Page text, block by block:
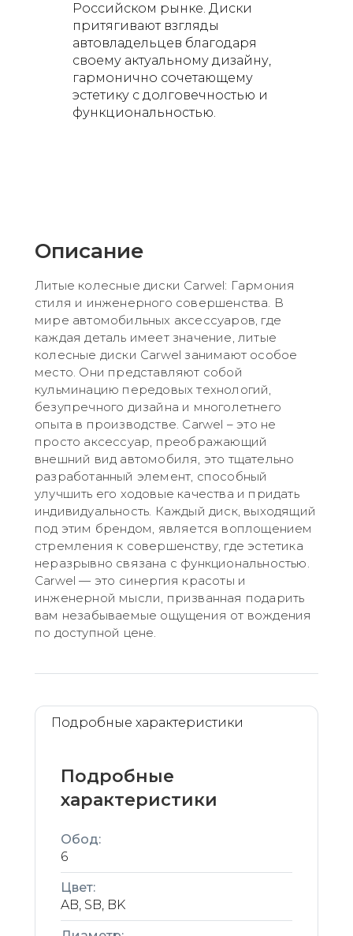
Российском рынке. Диски
притягивают взгляды
автовладельцев благодаря
своему актуальному дизайну,
гармонично сочетающему
эстетику с долговечностью и
функциональностью.
Описание
Литые колесные диски Carwel: Гармония
стиля и инженерного совершенства. В
мире автомобильных аксессуаров, где
каждая деталь имеет значение, литые
колесные диски Carwel занимают особое
место. Они представляют собой
кульминацию передовых технологий,
безупречного дизайна и многолетнего
опыта в производстве. Carwel – это не
просто аксессуар, преображающий
внешний вид автомобиля, это тщательно
разработанный элемент, способный
улучшить его ходовые качества и придать
индивидуальность. Каждый диск, выходящий
под этим брендом, является воплощением
стремления к совершенству, где эстетика
неразрывно связана с функциональностью.
Carwel — это синергия красоты и
инженерной мысли, призванная подарить
вам незабываемые ощущения от вождения
по доступной цене.
Подробные характеристики
Подробные
характеристики
Обод:
6
Цвет:
AB, SB, BK